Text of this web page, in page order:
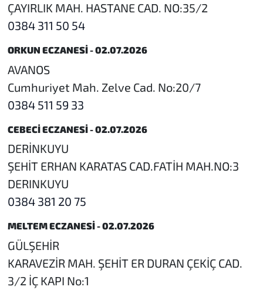
ÇAYIRLIK MAH. HASTANE CAD. NO:35/2
0384 311 50 54
ORKUN ECZANESİ - 02.07.2026
AVANOS
Cumhuriyet Mah. Zelve Cad. No:20/7
0384 511 59 33
CEBECİ ECZANESİ - 02.07.2026
DERİNKUYU
ŞEHİT ERHAN KARATAS CAD.FATİH MAH.NO:3
DERINKUYU
0384 381 20 75
MELTEM ECZANESİ - 02.07.2026
GÜLŞEHİR
KARAVEZİR MAH. ŞEHİT ER DURAN ÇEKİÇ CAD.
3/2 İÇ KAPI No:1